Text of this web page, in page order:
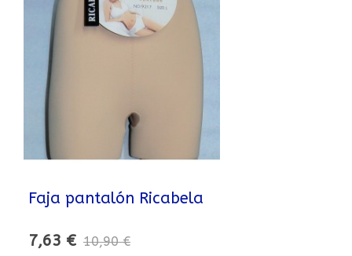
Faja pantalón Ricabela
7,63 € 10,90 €